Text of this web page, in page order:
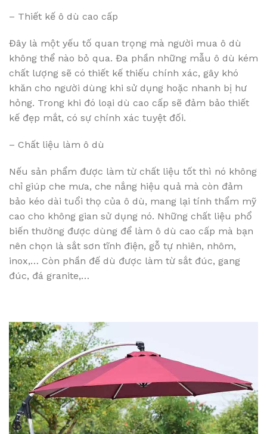
– Thiết kế ô dù cao cấp
Đây là một yếu tố quan trọng mà người mua ô dù
không thể nào bỏ qua. Đa phần những mẫu ô dù kém
chất lượng sẽ có thiết kế thiếu chính xác, gây khó
khăn cho người dùng khi sử dụng hoặc nhanh bị hư
hỏng. Trong khi đó loại dù cao cấp sẽ đảm bảo thiết
kế đẹp mắt, có sự chính xác tuyệt đối.
– Chất liệu làm ô dù
Nếu sản phẩm được làm từ chất liệu tốt thì nó không
chỉ giúp che mưa, che nắng hiệu quả mà còn đảm
bảo kéo dài tuổi thọ của ô dù, mang lại tính thẩm mỹ
cao cho không gian sử dụng nó. Những chất liệu phổ
biến thường được dùng để làm ô dù cao cấp mà bạn
nên chọn là sắt sơn tĩnh điện, gỗ tự nhiên, nhôm,
inox,… Còn phần đế dù được làm từ sắt đúc, gang
đúc, đá granite,…